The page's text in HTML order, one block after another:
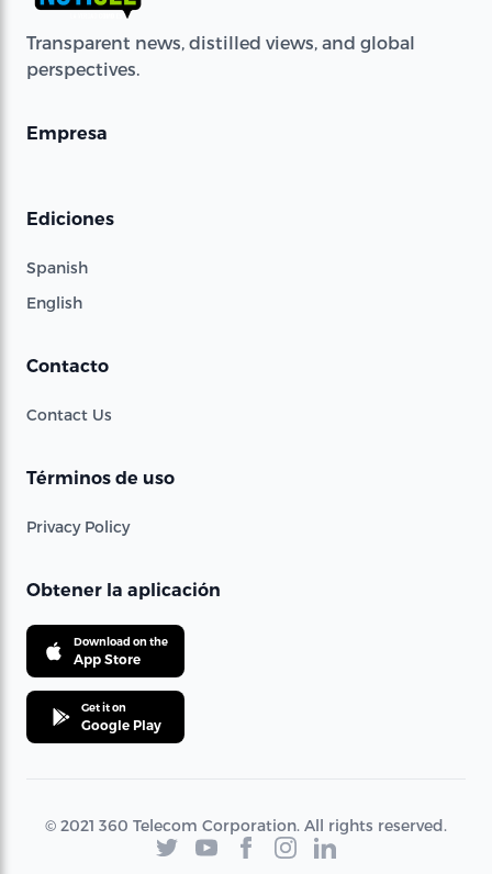
Transparent news, distilled views, and global
perspectives.
Empresa
Ediciones
Spanish
English
Contacto
Contact Us
Términos de uso
Privacy Policy
Obtener la aplicación
Download on the
App Store
Get it on
Google Play
© 2021 360 Telecom Corporation. All rights reserved.